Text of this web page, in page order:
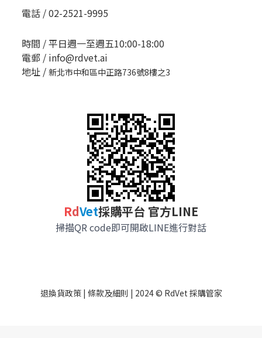
電話 / 02-2521-9995
時間 / 平日週一至週五10:00-18:00
電郵 / info@rdvet.ai
地址 / 新北市中和區中正路736號8樓之3
RdVet採購平台 官方LINE
掃描QR code即可開啟LINE進行對話
退換貨政策| 條款及細則 | 2024 © RdVet 採購管家